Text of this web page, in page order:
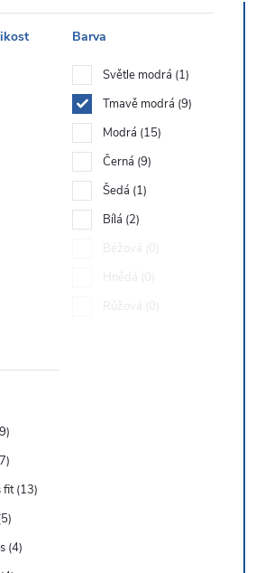
Barva
Světle modrá 1
Tmavě modrá 9
Modrá 15
Černá 9
Šedá 1
Bílá 2
Béžová
0
Hnědá
0
Růžová
0
9
7
fit 13
5
4